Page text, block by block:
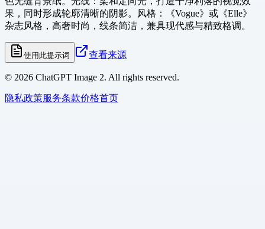
果，同时形成轮廓清晰的阴影。风格：《Vogue》或《Elle》
杂志风格，高奢时尚，线条简洁，兼具现代感与精致格调。
使用此提示词 查看来源
© 2026 ChatGPT Image 2. All rights reserved.
隐私政策服务条款价格首页